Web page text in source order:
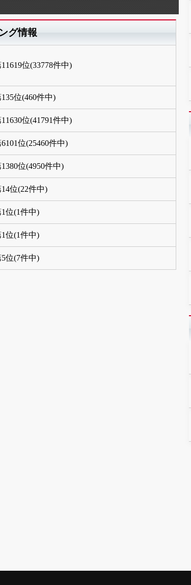
グ情報
位(33778件中)
位(460件中)
位(41791件中)
位(25460件中)
位(4950件中)
位(22件中)
位(1件中)
位(1件中)
位(7件中)